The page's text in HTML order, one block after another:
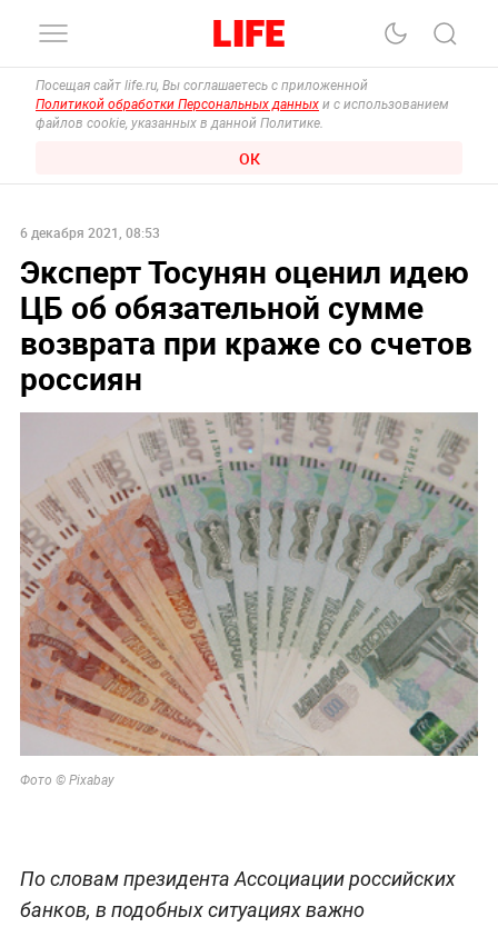
Посещая сайт life.ru, Вы соглашаетесь с приложенной
Политикой обработки Персональных данных и с использованием
файлов cookie, указанных в данной Политике.
ОК
6 декабря 2021, 08:53
Эксперт Тосунян оценил идею
ЦБ об обязательной сумме
возврата при краже со счетов
россиян
Фото © Pixabay
По словам президента Ассоциации российских
банков, в подобных ситуациях важно